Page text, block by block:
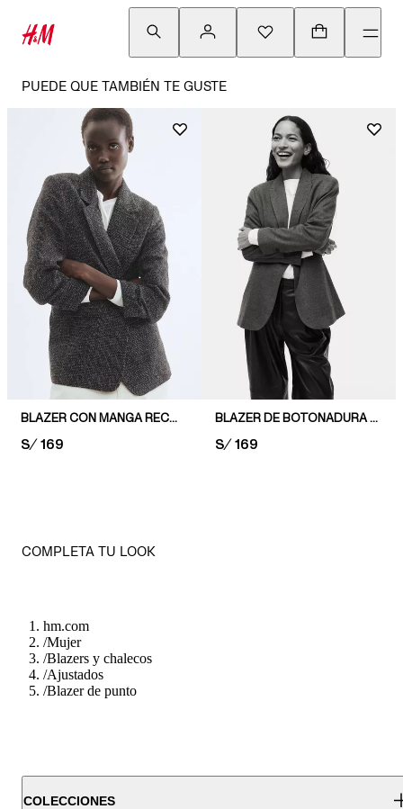
PUEDE QUE TAMBIÉN TE GUSTE
BLAZER CON MANGA RECOGIDA
PRICE:
S/ 169
BLAZER DE BOTONADURA SENCILLA
PRICE:
S/ 169
COMPLETA TU LOOK
hm.com
/Mujer
/Blazers y chalecos
/Ajustados
/Blazer de punto
COLECCIONES